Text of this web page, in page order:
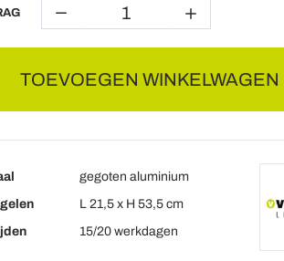
TOEVOEGEN WINKELWAGEN
gegoten aluminium
L 21,5 x H 53,5 cm
15/20 werkdagen